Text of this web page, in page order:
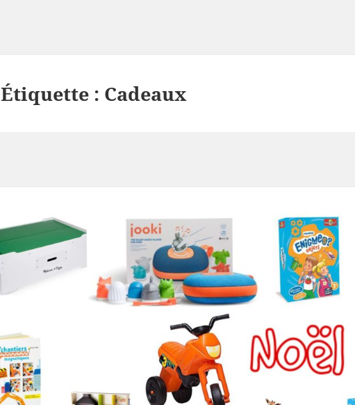
Étiquette : Cadeaux